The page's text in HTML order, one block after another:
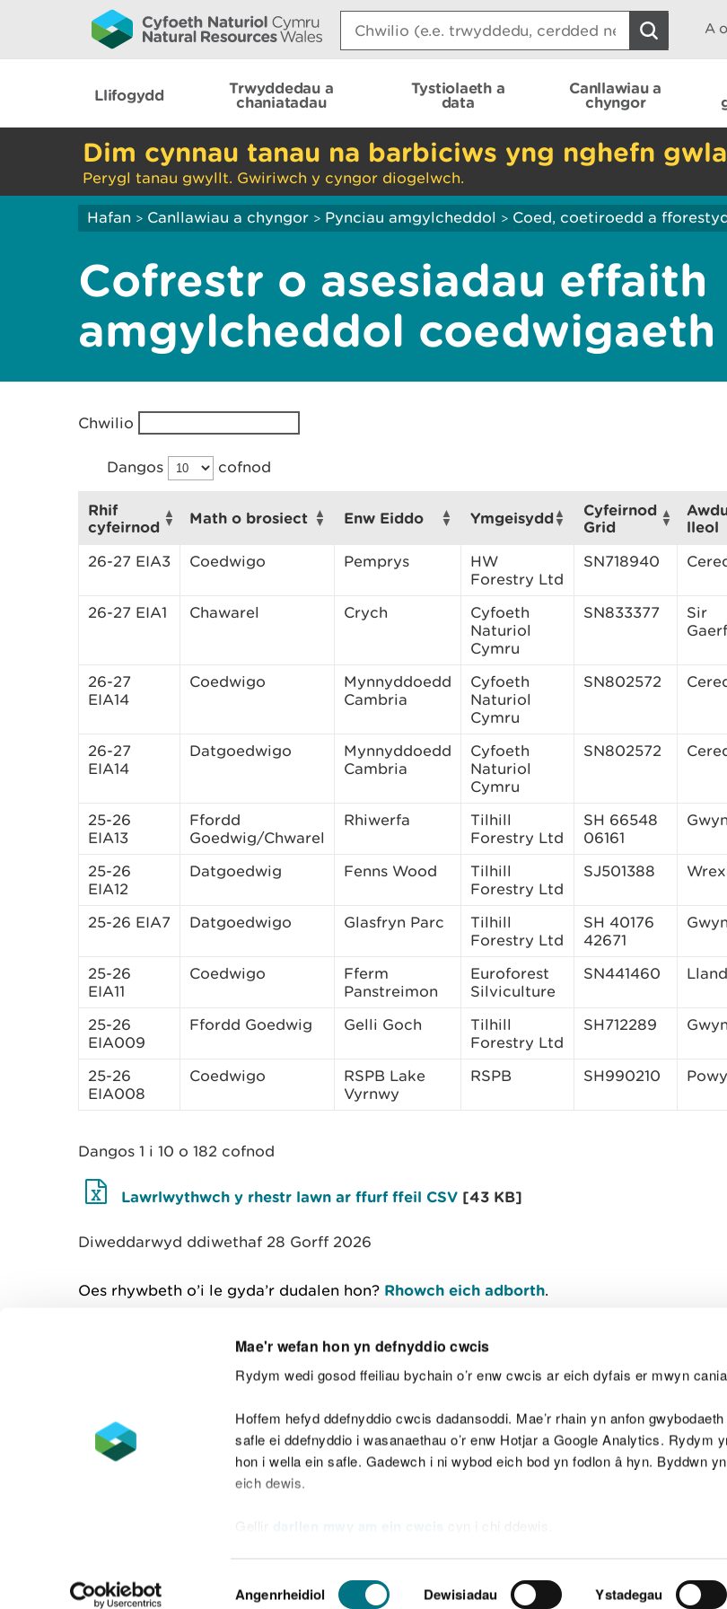
Mae'r wefan hon yn defnyddio cwcis
Rydym wedi gosod ffeiliau bychain o’r enw cwcis ar eich dyfais er mwyn
Hoffem hefyd ddefnyddio cwcis dadansoddi. Mae’r rhain yn anfon
safle ei ddefnyddio i wasanaethau o’r enw Hotjar a Google Analytics. Rydym
hon i wella ein safle. Gadewch i ni wybod eich bod yn fodlon â hyn. Byddwn
eich dewis.
darllen mwy am ein cwcis
Caniatâd
Angenrheidiol Dewisiadau Ystadegau
Search:
A
Llifogydd
Trwyddedau a
chaniatadau
Tystiolaeth a
data
Canllawiau a
chyngor
Dim cynnau tanau na barbiciws yng nghefn
Perygl tanau gwyllt. Gwiriwch y cyngor diogelwch.
Hafan > Canllawiau a chyngor > Pynciau amgylcheddol > Coed, coetiroedd a
Cofrestr o asesiadau effaith
amgylcheddol coedwigaeth
Chwilio
Dangos cofnod
Rhif
cyfeirnod
Math o brosiect Enw Eiddo Ymgeisydd
Cyfeirnod
Grid
lleol
26-27 EIA3 Coedwigo Pemprys
HW
Forestry Ltd
SN718940
26-27 EIA1 Chawarel Crych
Cyfoeth
Naturiol
Cymru
SN833377
Sir
26-27
EIA14
Coedwigo
Mynnyddoedd
Cambria
Cyfoeth
Naturiol
Cymru
SN802572
26-27
EIA14
Datgoedwigo
Mynnyddoedd
Cambria
Cyfoeth
Naturiol
Cymru
SN802572
25-26
EIA13
Ffordd
Goedwig/Chwarel
Rhiwerfa
Tilhill
Forestry Ltd
SH 66548
06161
25-26
EIA12
Datgoedwig Fenns Wood
Tilhill
Forestry Ltd
SJ501388
25-26 EIA7 Datgoedwigo Glasfryn Parc
Tilhill
Forestry Ltd
SH 40176
42671
25-26
EIA11
Coedwigo
Fferm
Panstreimon
Euroforest
Silviculture
SN441460
25-26
EIA009
Ffordd Goedwig Gelli Goch
Tilhill
Forestry Ltd
SH712289
25-26
EIA008
Coedwigo
RSPB Lake
Vyrnwy
RSPB SH990210
Dangos 1 i 10 o 182 cofnod
Lawrlwythwch y rhestr lawn ar ffurf ffeil CSV [43 KB]
Diweddarwyd ddiwethaf 28 Gorff 2026
Oes rhywbeth o’i le gyda’r dudalen hon? Rhowch eich adborth.
Datganiad hygyrchedd Safonau'r Gymraeg
Datganiad caethwasiaeth fodern